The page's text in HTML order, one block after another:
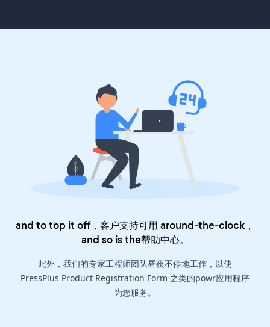
and to top it off，客户支持可用 around-the-clock，
and so is the帮助中心。
此外，我们的专家工程师团队昼夜不停地工作，以使
PressPlus Product Registration Form 之类的powr应用程序
为您服务。